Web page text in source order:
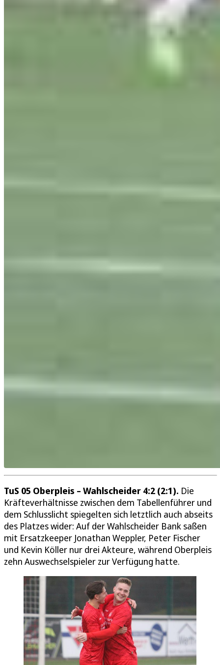
TuS 05 Oberpleis – Wahlscheider 4:2 (2:1). Die
Kräfteverhältnisse zwischen dem Tabellenführer und
dem Schlusslicht spiegelten sich letztlich auch abseits
des Platzes wider: Auf der Wahlscheider Bank saßen
mit Ersatzkeeper Jonathan Weppler, Peter Fischer
und Kevin Köller nur drei Akteure, während Oberpleis
zehn Auswechselspieler zur Verfügung hatte.